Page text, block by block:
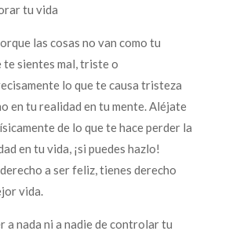
tu vida
las cosas no van como tu
te sientes mal, triste o
lo que te causa tristeza
en tu realidad en tu mente. Aléjate
de lo que te hace perder la
en tu vida, ¡si puedes hazlo!
a ser feliz, tienes derecho
vida.
a nada ni a nadie de controlar tu